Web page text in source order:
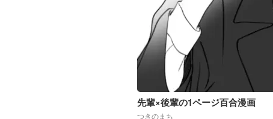
先輩×後輩の1ページ百合漫画
つきのまち